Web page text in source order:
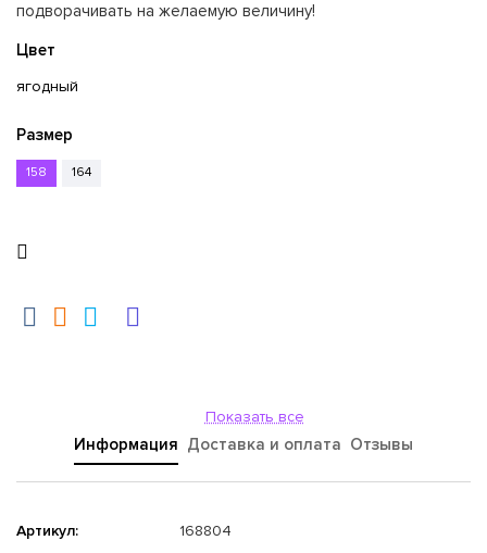
подворачивать на желаемую величину!
Цвет
ягодный
Размер
158 164
Показать все
Информация Доставка и оплата Отзывы
Артикул: 168804